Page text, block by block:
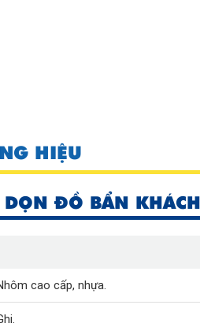
HIỆU
DỌN ĐỒ BẨN
cao cấp, nhựa.